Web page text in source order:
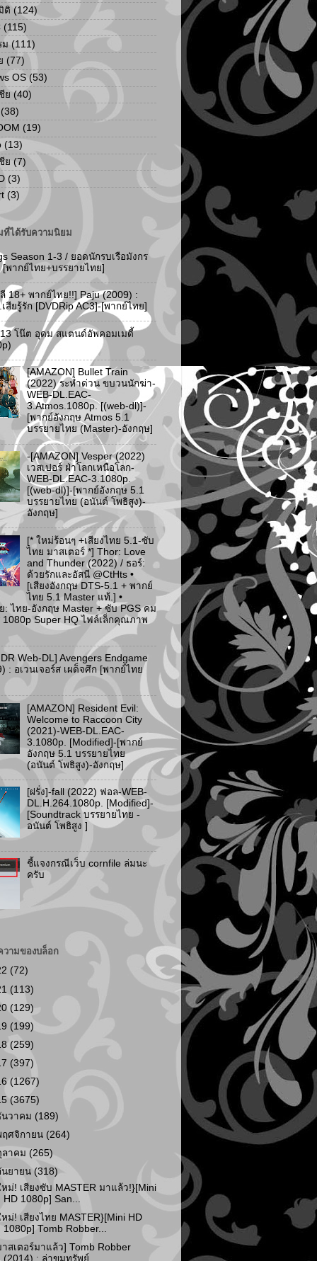
ติ (124)
(115)
ม (111)
(77)
OS (53)
ย (40)
(38)
(19)
(13)
ย (7)
(3)
(3)
ที่ได้รับความนิยม
Season 1-3 / ยอดนักรบเรือมังกร
[พากย์ไทย+บรรยายไทย]
18+ พากย์ไทย!!] Paju (2009) :
สียรู้รัก [DVDRip AC3]-[พากย์ไทย]
13 โน๊ต อุดม สแตนด์อัพคอมเมดี้
[AMAZON] Bullet Train
(2022) ระห่ำด่วน ขบวนนักฆ่า-
WEB-DL.EAC-
3.Atmos.1080p. [(web-dl)]-
[พากย์อังกฤษ Atmos 5.1
บรรยายไทย (Master)-อังกฤษ]
-[AMAZON] Vesper (2022)
เวสเปอร์ ฝ่าโลกเหนือโลก-
WEB-DL.EAC-3.1080p.
[(web-dl)]-[พากย์อังกฤษ 5.1
บรรยายไทย (อนันต์ โพธิสูง)-
อังกฤษ]
[* ใหม่ร้อนๆ +เสียงไทย 5.1-ซับ
ไทย มาสเตอร์ *] Thor: Love
and Thunder (2022) / ธอร์:
ด้วยรักและอัสนี @CtHts •
[เสียงอังกฤษ DTS-5.1 + พากย์
ไทย 5.1 Master แท้.] •
: ไทย-อังกฤษ Master + ซับ PGS คม
1080p Super HQ ไฟล์เล็กคุณภาพ
Web-DL] Avengers Endgame
: อเวนเจอร์ส เผด็จศึก [พากย์ไทย
[AMAZON] Resident Evil:
Welcome to Raccoon City
(2021)-WEB-DL.EAC-
3.1080p. [Modified]-[พากย์
อังกฤษ 5.1 บรรยายไทย
(อนันต์ โพธิสูง)-อังกฤษ]
[ฝรั่ง]-fall (2022) ฟอล-WEB-
DL.H.264.1080p. [Modified]-
[Soundtrack บรรยายไทย -
อนันต์ โพธิสูง ]
ชี้แจงกรณีเว็บ cornfile ล่มนะ
ครับ
วามของบล็อก
(72)
(113)
(129)
(199)
(259)
(397)
(1267)
(3675)
นวาคม (189)
ฤศจิกายน (264)
ลาคม (265)
นยายน(318)
หม่! เสียงซับ MASTER มาแล้ว!}[Mini
HD 1080p] San...
ม่! เสียงไทย MASTER}[Mini HD
1080p] Tomb Robber...
สเตอร์มาแล้ว] Tomb Robber
(2014) : ล่าขุมทรัพย์...